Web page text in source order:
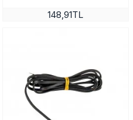
148,91TL